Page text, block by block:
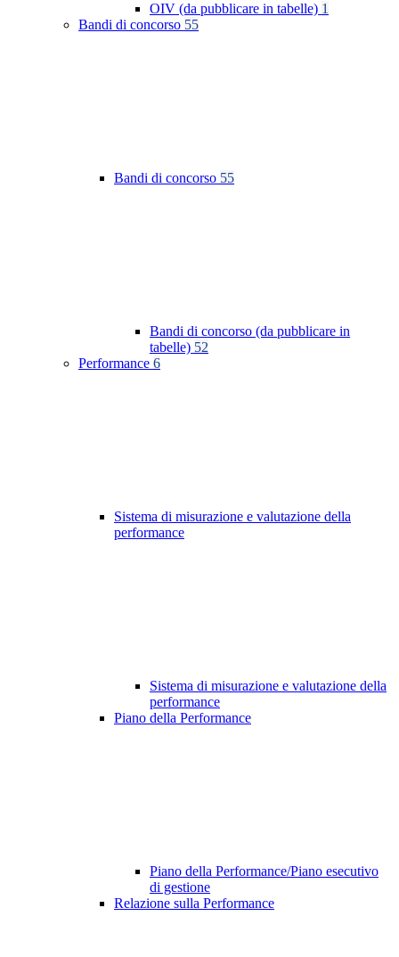
OIV (da pubblicare in tabelle) 1
Bandi di concorso 55
Bandi di concorso 55
Bandi di concorso (da pubblicare in
tabelle) 52
Performance 6
Sistema di misurazione e valutazione della
performance
Sistema di misurazione e valutazione della
performance
Piano della Performance
Piano della Performance/Piano esecutivo
di gestione
Relazione sulla Performance